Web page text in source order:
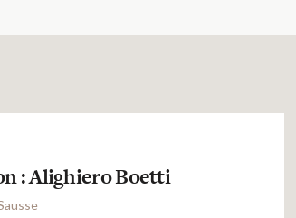
: Alighiero Boetti